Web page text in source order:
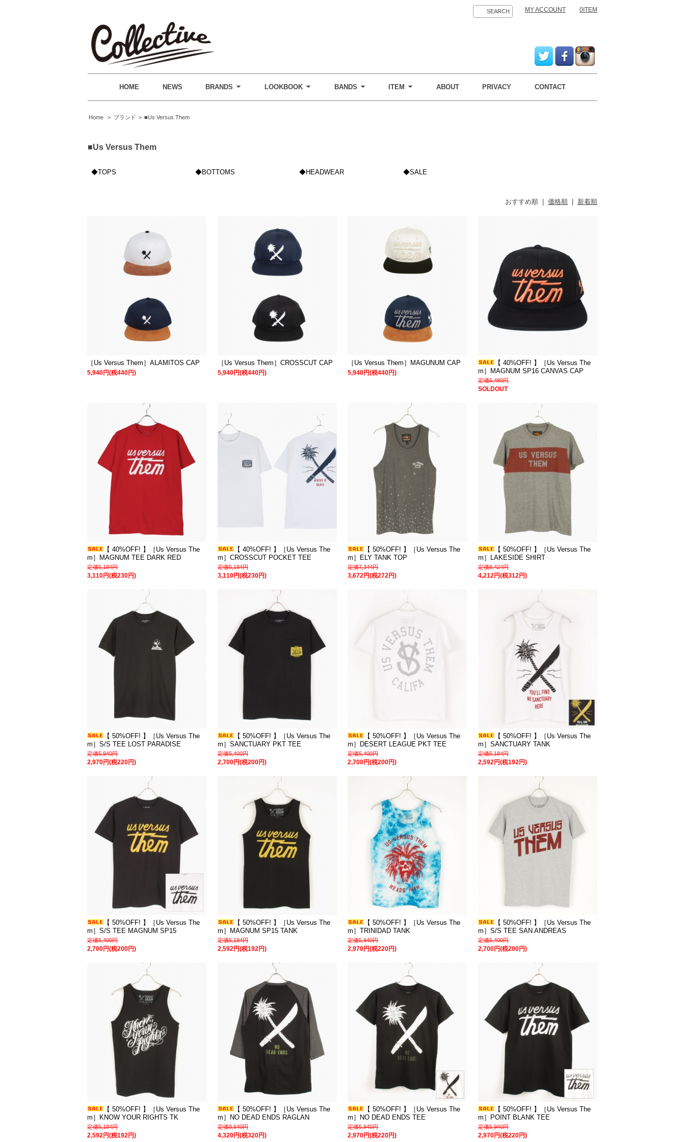
0ITEM
MY ACCOUNT
SEARCH
HOME NEWS BRANDS LOOKBOOK BANDS ITEM ABOUT PRIVACY CONTACT
Home > ブランド > ■Us Versus Them
■Us Versus Them
◆TOPS ◆BOTTOMS ◆HEADWEAR ◆SALE
おすすめ順 | 価格順 | 新着順
［Us Versus Them］ALAMITOS CAP
5,940円(税440円)
［Us Versus Them］CROSSCUT CAP
5,940円(税440円)
［Us Versus Them］MAGUNUM CAP
5,940円(税440円)
【 40%OFF! 】［Us Versus The
m］MAGNUM SP16 CANVAS CAP
定価6,480円
SOLDOUT
【 40%OFF! 】［Us Versus The
m］MAGNUM TEE DARK RED
定価5,184円
3,110円(税230円)
【 40%OFF! 】［Us Versus The
m］CROSSCUT POCKET TEE
定価5,184円
3,110円(税230円)
【 50%OFF! 】［Us Versus The
m］ELY TANK TOP
定価7,344円
3,672円(税272円)
【 50%OFF! 】［Us Versus The
m］LAKESIDE SHIRT
定価8,424円
4,212円(税312円)
【 50%OFF! 】［Us Versus The
m］S/S TEE LOST PARADISE
定価5,940円
2,970円(税220円)
【 50%OFF! 】［Us Versus The
m］SANCTUARY PKT TEE
定価5,400円
2,700円(税200円)
【 50%OFF! 】［Us Versus The
m］DESERT LEAGUE PKT TEE
定価5,400円
2,700円(税200円)
【 50%OFF! 】［Us Versus The
m］SANCTUARY TANK
定価5,184円
2,592円(税192円)
【 50%OFF! 】［Us Versus The
m］S/S TEE MAGNUM SP15
定価5,400円
2,700円(税200円)
【 50%OFF! 】［Us Versus The
m］MAGNUM SP15 TANK
定価5,184円
2,592円(税192円)
【 50%OFF! 】［Us Versus The
m］TRINIDAD TANK
定価5,940円
2,970円(税220円)
【 50%OFF! 】［Us Versus The
m］S/S TEE SAN ANDREAS
定価5,400円
2,700円(税200円)
【 50%OFF! 】［Us Versus The
m］KNOW YOUR RIGHTS TK
定価5,184円
2,592円(税192円)
【 50%OFF! 】［Us Versus The
m］NO DEAD ENDS RAGLAN
定価8,640円
4,320円(税320円)
【 50%OFF! 】［Us Versus The
m］NO DEAD ENDS TEE
定価5,940円
2,970円(税220円)
【 50%OFF! 】［Us Versus The
m］POINT BLANK TEE
定価5,940円
2,970円(税220円)